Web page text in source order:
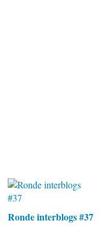
Ronde interblogs #37